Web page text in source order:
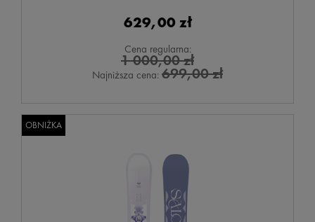
629,00 zł
Cena regularna:
1 000,00 zł
Najniższa cena: 699,00 zł
OBNIŻKA